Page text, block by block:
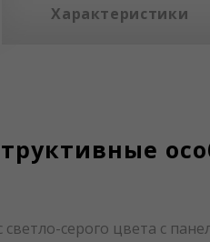
Характеристики
серого цвета с